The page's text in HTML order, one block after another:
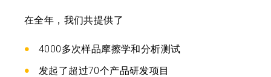
在全年，我们共提供了
4000多次样品摩擦学和分析测试
发起了超过70个产品研发项目